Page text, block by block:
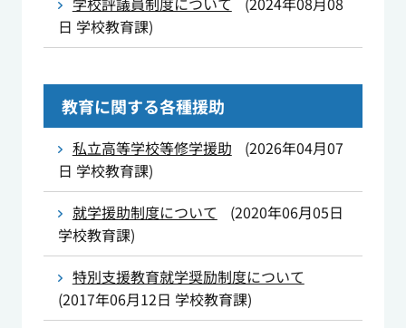
日 学校教育課)
教育に関する各種援助
私立高等学校等修学援助 (2026年04月07
日 学校教育課)
就学援助制度について
(2020年06月05日
学校教育課)
特別支援教育就学奨励制度について
(2017年06月12日 学校教育課)